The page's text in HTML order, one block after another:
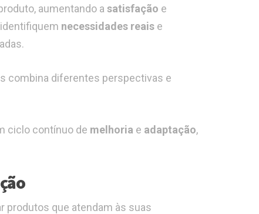
aumentando a satisfação e
necessidades reaise
combina diferentes perspectivas e
ciclo contínuo de melhoria e adaptação,
produtos que atendam às suas